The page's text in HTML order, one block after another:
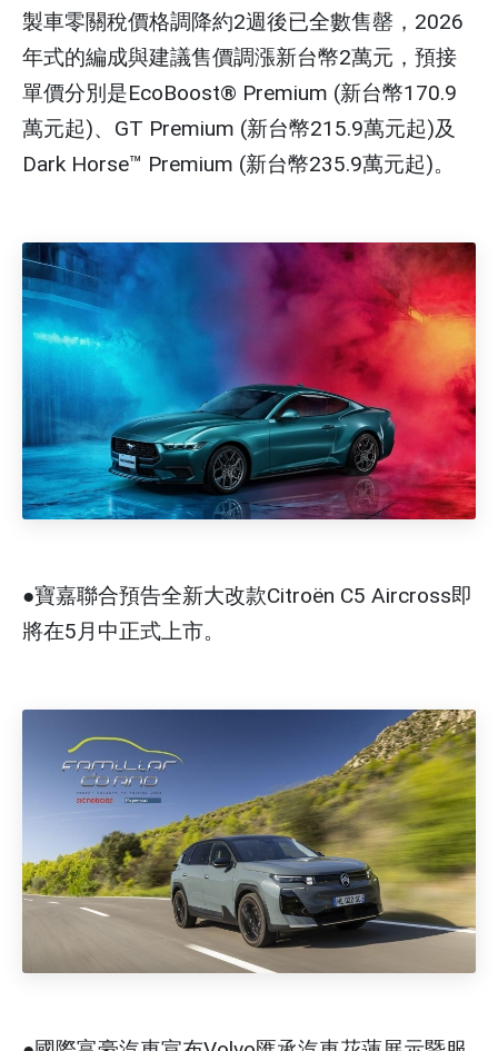
製車零關稅價格調降約2週後已全數售罄，2026
年式的編成與建議售價調漲新台幣2萬元，預接
單價分別是EcoBoost® Premium (新台幣170.9
萬元起)、GT Premium (新台幣215.9萬元起)及
Dark Horse™ Premium (新台幣235.9萬元起)。
●寶嘉聯合預告全新大改款Citroën C5 Aircross即
將在5月中正式上市。